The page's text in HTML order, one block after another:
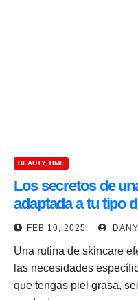
BEAUTY TIME
Los secretos de
adaptada a tu tipo
FEB 10, 2025 DANY
Una rutina de skincare
las necesidades
que tengas piel grasa,